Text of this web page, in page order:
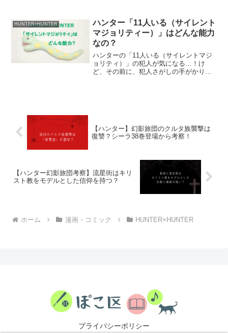
た。今さらですけど、いろいろスッキリ
しました～。
HUNTER×HUNTER
ハンター「11人いる（サイレント
マジョリティー）」はどんな能力
なの？
ハンターの「11人いる（サイレントマジ
ョリティ）」の犯人が気になる…！け
ど、その前に、犯人さがしの手がかりに
【ハンター】幻影旅団のクルタ族襲撃は
復讐？シーラ38巻登場から考察！
【ハンター幻影旅団考察】流星街はキリ
スト教をモデルとした信仰を持つ？
ホーム 漫画・コミック HUNTER×HUNTER
プライバシーポリシー